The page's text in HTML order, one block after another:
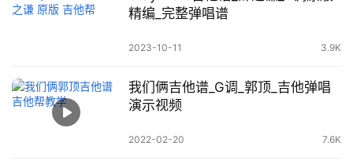
精编_完整弹唱谱
2023-10-11 3.9K
我们俩吉他谱_G调_郭顶_吉他弹唱
演示视频
2022-02-20 7.6K